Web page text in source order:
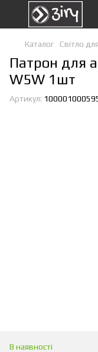
Каталог Світло
Патрон для
W5W 1шт
Артикул:
В наявності